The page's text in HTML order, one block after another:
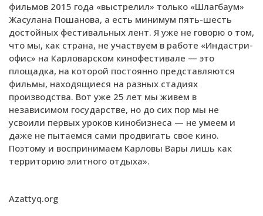
фильмов 2015 года «выстрелил» только «Шлагбаум»
Жасулана Пошанова, а есть минимум пять-шесть
достойных фестивальных лент. Я уже не говорю о том,
что мы, как страна, не участвуем в работе «Индастри-
офис» на Карловарском кинофестивале — это
площадка, на которой постоянно представляются
фильмы, находящиеся на разных стадиях
производства. Вот уже 25 лет мы живем в
независимом государстве, но до сих пор мы не
усвоили первых уроков кинобизнеса — не умеем и
даже не пытаемся сами продвигать свое кино.
Поэтому и воспринимаем Карловы Вары лишь как
территорию элитного отдыха».
Azattyq.org